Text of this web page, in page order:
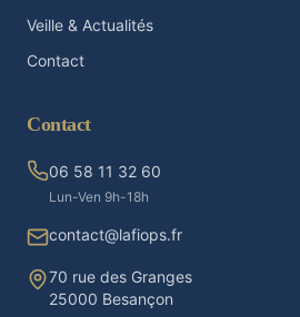
Veille & Actualités
Contact
Contact
06 58 11 32 60
Lun-Ven 9h-18h
contact@lafiops.fr
70 rue des Granges
25000 Besançon